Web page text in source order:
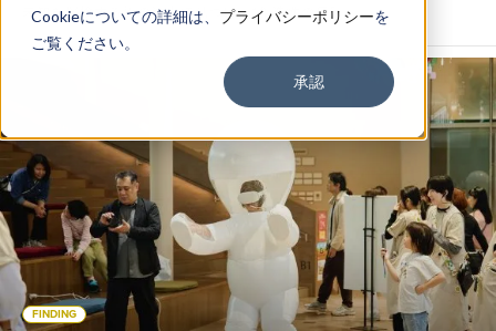
Cookieについての詳細は、 プライバシーポリシーを
ご覧ください。
承認
未知を探検する旅の途中で⾒つけた“創造性の種”
FINDING